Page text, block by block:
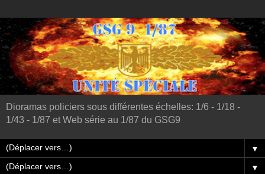
Dioramas policiers sous différentes échelles: 1/6 - 1/18 -
1/43 - 1/87 et Web série au 1/87 du GSG9
▼
▼